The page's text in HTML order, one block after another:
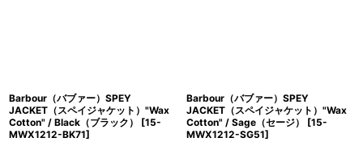
Barbour（バブァー）SPEY
JACKET（スペイジャケット）"Wax
Cotton" / Black（ブラック）
[15-
MWX1212-BK71]
Barbour（バブァー）SPEY
JACKET（スペイジャケット）"Wax
Cotton" / Sage（セージ）
[15-
MWX1212-SG51]